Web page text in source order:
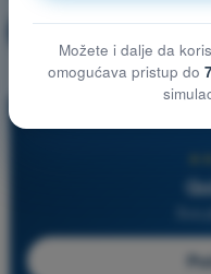
Možete i dalje da
omogućava pristup do